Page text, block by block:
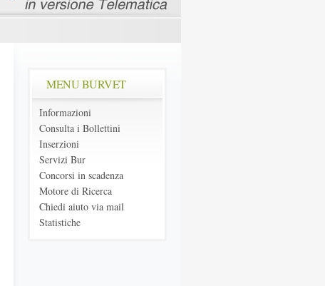
MENU BURVET
Informazioni
Consulta i Bollettini
Inserzioni
Servizi Bur
Concorsi in scadenza
Motore di Ricerca
Chiedi aiuto via mail
Statistiche